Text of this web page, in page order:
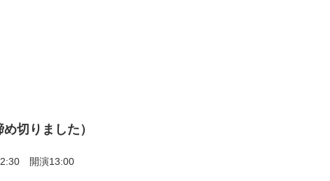
切りました）
開演13:00